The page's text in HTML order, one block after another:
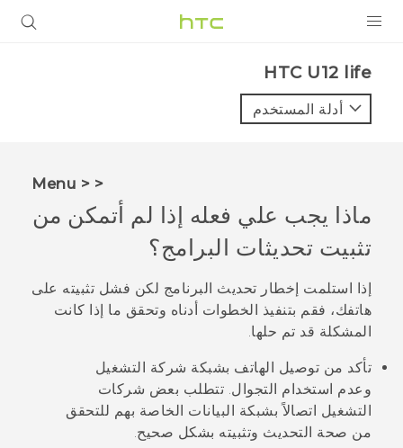
VIVE
VIVERSE
البرامج + التطبيقات
الدعم
أجهزة HTC والملحقات
HTC U12 life‎
أدلة المستخدم
< < Menu
ماذا يجب علي فعله إذا لم أتمكن من
تثبيت تحديثات البرامج؟
إذا استلمت إخطار تحديث البرنامج لكن فشل تثبيته على
هاتفك، فقم بتنفيذ الخطوات أدناه وتحقق ما إذا كانت
المشكلة قد تم حلها.
تأكد من توصيل الهاتف بشبكة شركة التشغيل
وعدم استخدام التجوال. تتطلب بعض شركات
التشغيل اتصالاً بشبكة البيانات الخاصة بهم للتحقق
من صحة التحديث وتثبيته بشكل صحيح.